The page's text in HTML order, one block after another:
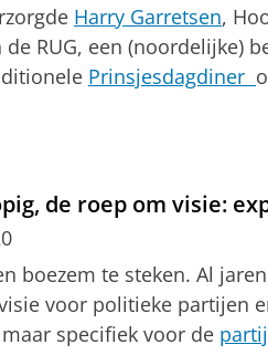
Harry Garretsen,
RUG, een (noordelijke)
Prinsjesdagdiner
de roep om visie:
boezem te steken. Al
voor politieke partijen
specifiek voor de